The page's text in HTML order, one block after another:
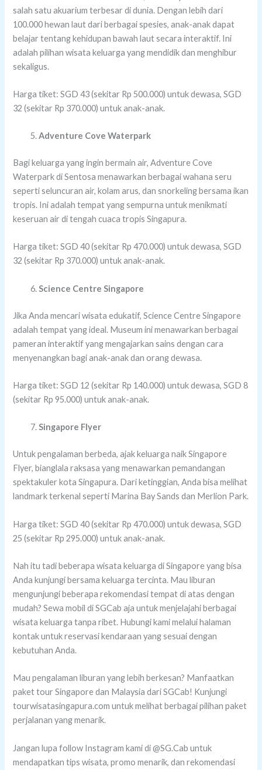
salah satu akuarium terbesar di dunia. Dengan lebih dari
100.000 hewan laut dari berbagai spesies, anak-anak dapat
belajar tentang kehidupan bawah laut secara interaktif. Ini
adalah pilihan wisata keluarga yang mendidik dan menghibur
sekaligus.
Harga tiket: SGD 43 (sekitar Rp 500.000) untuk dewasa, SGD
32 (sekitar Rp 370.000) untuk anak-anak.
Adventure Cove Waterpark
Bagi keluarga yang ingin bermain air, Adventure Cove
Waterpark di Sentosa menawarkan berbagai wahana seru
seperti seluncuran air, kolam arus, dan snorkeling bersama ikan
tropis. Ini adalah tempat yang sempurna untuk menikmati
keseruan air di tengah cuaca tropis Singapura.
Harga tiket: SGD 40 (sekitar Rp 470.000) untuk dewasa, SGD
32 (sekitar Rp 370.000) untuk anak-anak.
Science Centre Singapore
Jika Anda mencari wisata edukatif, Science Centre Singapore
adalah tempat yang ideal. Museum ini menawarkan berbagai
pameran interaktif yang mengajarkan sains dengan cara
menyenangkan bagi anak-anak dan orang dewasa.
Harga tiket: SGD 12 (sekitar Rp 140.000) untuk dewasa, SGD 8
(sekitar Rp 95.000) untuk anak-anak.
Singapore Flyer
Untuk pengalaman berbeda, ajak keluarga naik Singapore
Flyer, bianglala raksasa yang menawarkan pemandangan
spektakuler kota Singapura. Dari ketinggian, Anda bisa melihat
landmark terkenal seperti Marina Bay Sands dan Merlion Park.
Harga tiket: SGD 40 (sekitar Rp 470.000) untuk dewasa, SGD
25 (sekitar Rp 295.000) untuk anak-anak.
Nah itu tadi beberapa wisata keluarga di Singapore yang bisa
Anda kunjungi bersama keluarga tercinta. Mau liburan
mengunjungi beberapa rekomendasi tempat di atas dengan
mudah? Sewa mobil di SGCab aja untuk menjelajahi berbagai
wisata keluarga tanpa ribet. Hubungi kami melalui halaman
kontak untuk reservasi kendaraan yang sesuai dengan
kebutuhan Anda.
Mau pengalaman liburan yang lebih berkesan? Manfaatkan
paket tour Singapore dan Malaysia dari SGCab! Kunjungi
tourwisatasingapura.com untuk melihat berbagai pilihan paket
perjalanan yang menarik.
Jangan lupa follow Instagram kami di @SG.Cab untuk
mendapatkan tips wisata, promo menarik, dan rekomendasi